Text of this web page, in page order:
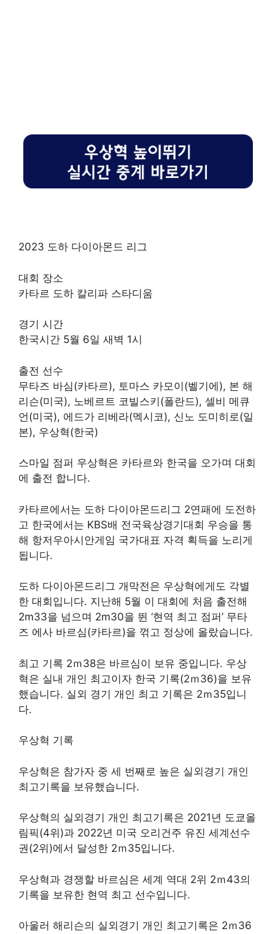
2023 도하 다이아몬드 리그
대회 장소
카타르 도하 칼리파 스타디움
경기 시간
한국시간 5월 6일 새벽 1시
출전 선수
무타즈 바심(카타르), 토마스 카모이(벨기에), 본 해
리슨(미국), 노베르트 코빌스키(폴란드), 셀비 메큐
언(미국), 에드가 리베라(멕시코), 신노 도미히로(일
본), 우상혁(한국)
스마일 점퍼 우상혁은 카타르와 한국을 오가며 대회
에 출전 합니다.
카타르에서는 도하 다이아몬드리그 2연패에 도전하
고 한국에서는 KBS배 전국육상경기대회 우승을 통
해 항저우아시안게임 국가대표 자격 획득을 노리게
됩니다.
도하 다이아몬드리그 개막전은 우상혁에게도 각별
한 대회입니다. 지난해 5월 이 대회에 처음 출전해
2m33을 넘으며 2m30을 뛴 ‘현역 최고 점퍼’ 무타
즈 에사 바르심(카타르)을 꺾고 정상에 올랐습니다.
최고 기록 2ｍ38은 바르심이 보유 중입니다. 우상
혁은 실내 개인 최고이자 한국 기록(2ｍ36)을 보유
했습니다. 실외 경기 개인 최고 기록은 2ｍ35입니
다.
우상혁 기록
우상혁은 참가자 중 세 번째로 높은 실외경기 개인
최고기록을 보유했습니다.
우상혁의 실외경기 개인 최고기록은 2021년 도쿄올
림픽(4위)과 2022년 미국 오리건주 유진 세계선수
권(2위)에서 달성한 2ｍ35입니다.
우상혁과 경쟁할 바르심은 세계 역대 2위 2ｍ43의
기록을 보유한 현역 최고 선수입니다.
아울러 해리슨의 실외경기 개인 최고기록은 2ｍ36